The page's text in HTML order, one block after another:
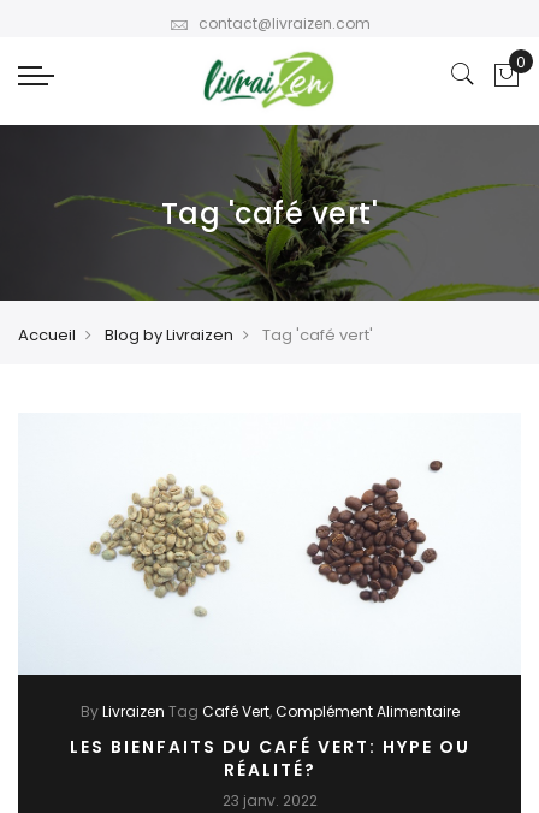
contact@livraizen.com
Tag 'café vert'
Accueil Blog by Livraizen Tag 'café vert'
ByLivraizen Tag Café Vert Complément Alimentaire
LES BIENFAITS DU CAFÉ VERT: HYPE OU
RÉALITÉ?
23 janv. 2022